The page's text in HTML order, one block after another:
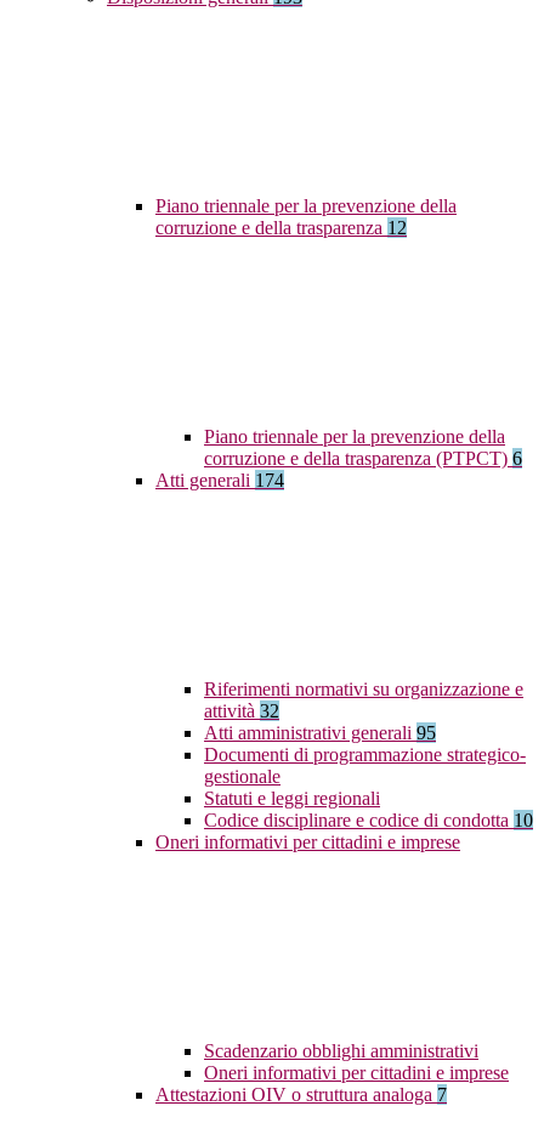
Piano triennale per la prevenzione della
corruzione e della trasparenza 12
Piano triennale per la prevenzione della
corruzione e della trasparenza (PTPCT) 6
Atti generali 174
Riferimenti normativi su organizzazione e
attività 32
Atti amministrativi generali 95
Documenti di programmazione strategico-
gestionale
Statuti e leggi regionali
Codice disciplinare e codice di condotta 10
Oneri informativi per cittadini e imprese
Scadenzario obblighi amministrativi
Oneri informativi per cittadini e imprese
Attestazioni OIV o struttura analoga 7